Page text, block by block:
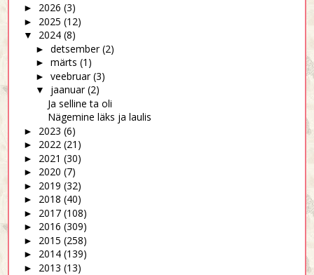
► 2026 (3)
► 2025 (12)
▼ 2024 (8)
► detsember (2)
► märts (1)
► veebruar (3)
▼ jaanuar (2)
Ja selline ta oli
Nägemine läks ja laulis
► 2023 (6)
► 2022 (21)
► 2021 (30)
► 2020 (7)
► 2019 (32)
► 2018 (40)
► 2017 (108)
► 2016 (309)
► 2015 (258)
► 2014 (139)
► 2013 (13)